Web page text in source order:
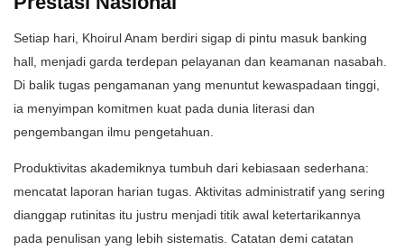
Setiap hari, Khoirul Anam berdiri sigap di pintu masuk banking
hall, menjadi garda terdepan pelayanan dan keamanan nasabah.
Di balik tugas pengamanan yang menuntut kewaspadaan tinggi,
ia menyimpan komitmen kuat pada dunia literasi dan
pengembangan ilmu pengetahuan.
Produktivitas akademiknya tumbuh dari kebiasaan sederhana:
mencatat laporan harian tugas. Aktivitas administratif yang sering
dianggap rutinitas itu justru menjadi titik awal ketertarikannya
pada penulisan yang lebih sistematis. Catatan demi catatan